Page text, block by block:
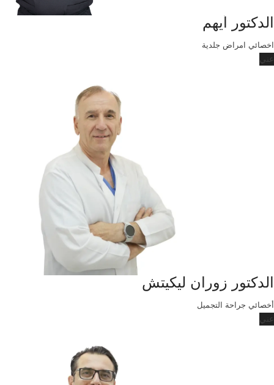
الدكتور أيهم
اخصائي امراض جلدية
عني
الدكتور زوران ليكيتش
أخصائي جراحة التجميل
عني